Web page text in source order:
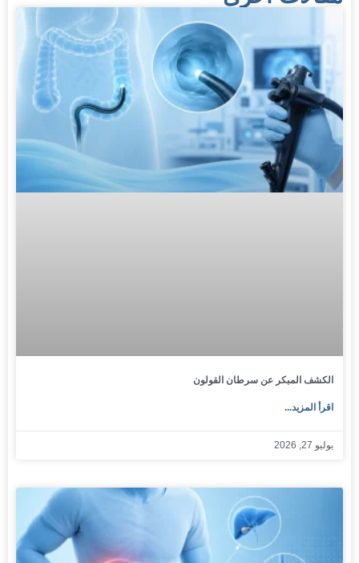
الكشف المبكر عن سرطان القولون
اقرأ المزيد...
يوليو 27, 2026